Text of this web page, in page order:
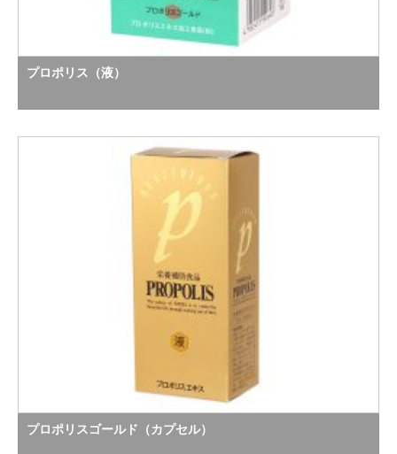
プロポリス（液）
プロポリスゴールド（カプセル）